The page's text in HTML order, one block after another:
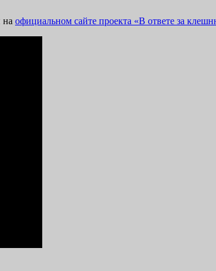
на официальном сайте проекта «В ответе за